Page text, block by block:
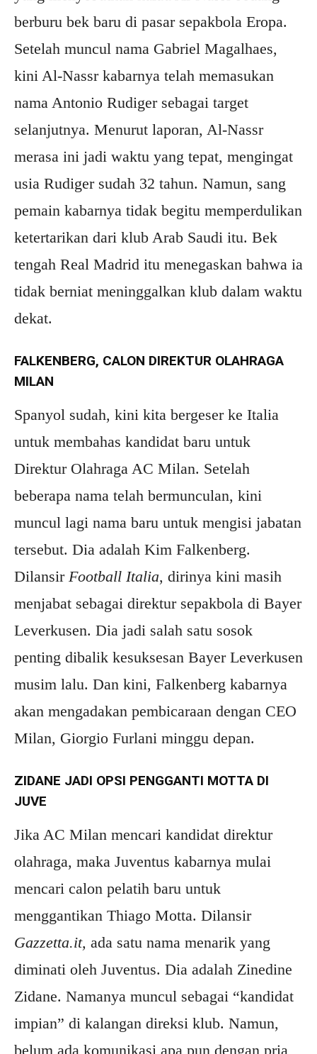
berburu bek baru di pasar sepakbola Eropa.
Setelah muncul nama Gabriel Magalhaes,
kini Al-Nassr kabarnya telah memasukan
nama Antonio Rudiger sebagai target
selanjutnya. Menurut laporan, Al-Nassr
merasa ini jadi waktu yang tepat, mengingat
usia Rudiger sudah 32 tahun. Namun, sang
pemain kabarnya tidak begitu memperdulikan
ketertarikan dari klub Arab Saudi itu. Bek
tengah Real Madrid itu menegaskan bahwa ia
tidak berniat meninggalkan klub dalam waktu
dekat.
FALKENBERG, CALON DIREKTUR OLAHRAGA
MILAN
Spanyol sudah, kini kita bergeser ke Italia
untuk membahas kandidat baru untuk
Direktur Olahraga AC Milan. Setelah
beberapa nama telah bermunculan, kini
muncul lagi nama baru untuk mengisi jabatan
tersebut. Dia adalah Kim Falkenberg.
Dilansir Football Italia, dirinya kini masih
menjabat sebagai direktur sepakbola di Bayer
Leverkusen. Dia jadi salah satu sosok
penting dibalik kesuksesan Bayer Leverkusen
musim lalu. Dan kini, Falkenberg kabarnya
akan mengadakan pembicaraan dengan CEO
Milan, Giorgio Furlani minggu depan.
ZIDANE JADI OPSI PENGGANTI MOTTA DI
JUVE
Jika AC Milan mencari kandidat direktur
olahraga, maka Juventus kabarnya mulai
mencari calon pelatih baru untuk
menggantikan Thiago Motta. Dilansir
Gazzetta.it, ada satu nama menarik yang
diminati oleh Juventus. Dia adalah Zinedine
Zidane. Namanya muncul sebagai “kandidat
impian” di kalangan direksi klub. Namun,
belum ada komunikasi apa pun dengan pria